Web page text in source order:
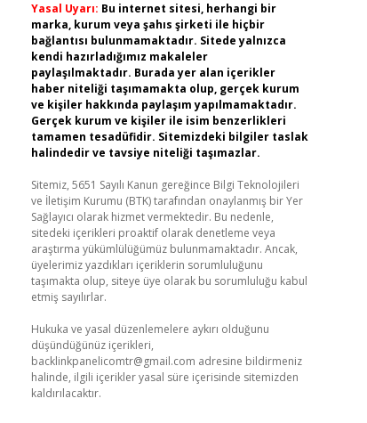
Yasal Uyarı: Bu internet sitesi, herhangi bir
marka, kurum veya şahıs şirketi ile hiçbir
bağlantısı bulunmamaktadır. Sitede yalnızca
kendi hazırladığımız makaleler
paylaşılmaktadır. Burada yer alan içerikler
haber niteliği taşımamakta olup, gerçek kurum
ve kişiler hakkında paylaşım yapılmamaktadır.
Gerçek kurum ve kişiler ile isim benzerlikleri
tamamen tesadüfidir. Sitemizdeki bilgiler taslak
halindedir ve tavsiye niteliği taşımazlar.
Sitemiz, 5651 Sayılı Kanun gereğince Bilgi Teknolojileri
ve İletişim Kurumu (BTK) tarafından onaylanmış bir Yer
Sağlayıcı olarak hizmet vermektedir. Bu nedenle,
sitedeki içerikleri proaktif olarak denetleme veya
araştırma yükümlülüğümüz bulunmamaktadır. Ancak,
üyelerimiz yazdıkları içeriklerin sorumluluğunu
taşımakta olup, siteye üye olarak bu sorumluluğu kabul
etmiş sayılırlar.
Hukuka ve yasal düzenlemelere aykırı olduğunu
düşündüğünüz içerikleri,
backlinkpanelicomtr@gmail.com adresine bildirmeniz
halinde, ilgili içerikler yasal süre içerisinde sitemizden
kaldırılacaktır.